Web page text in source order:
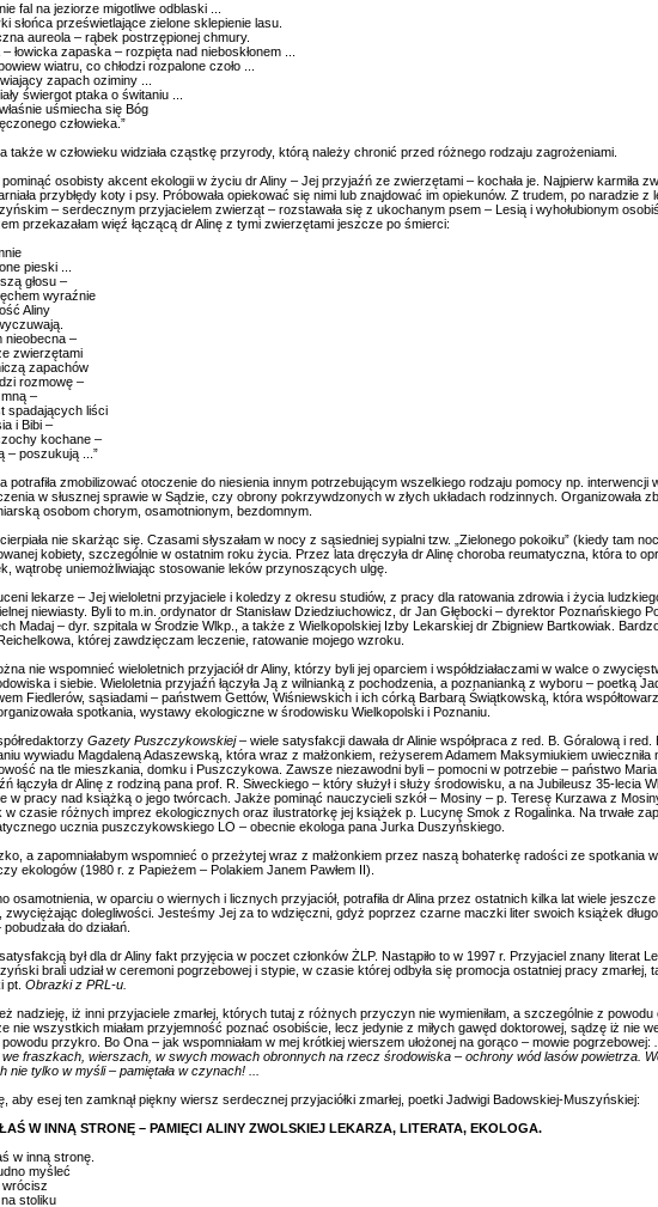
fal na jeziorze migotliwe odblaski ...
słońca prześwietlające zielone sklepienie lasu.
aureola – rąbek postrzępionej chmury.
łowicka zapaska – rozpięta nad nieboskłonem ...
wiatru, co chłodzi rozpalone czoło ...
zapach oziminy ...
świergot ptaka o świtaniu ...
uśmiecha się Bóg
człowieka.”
także w człowieku widziała cząstkę przyrody, którą należy chronić przed różnego rodzaju zagrożeniami.
osobisty akcent ekologii w życiu dr Aliny – Jej przyjaźń ze zwierzętami – kochała je. Najpierw karmiła
przybłędy koty i psy. Próbowała opiekować się nimi lub znajdować im opiekunów. Z trudem, po naradzie z
– serdecznym przyjacielem zwierząt – rozstawała się z ukochanym psem – Lesią i wyhołubionym
przekazałam więź łączącą dr Alinę z tymi zwierzętami jeszcze po śmierci:
pieski ...
głosu –
wyraźnie
Aliny
nieobecna –
zwierzętami
zapachów
rozmowę –
–
spadających liści
i Bibi –
kochane –
– poszukują ...”
potrafiła zmobilizować otoczenie do niesienia innym potrzebującym wszelkiego rodzaju pomocy np. interwencji
w słusznej sprawie w Sądzie, czy obrony pokrzywdzonych w złych układach rodzinnych. Organizowała
osobom chorym, osamotnionym, bezdomnym.
nie skarżąc się. Czasami słyszałam w nocy z sąsiedniej sypialni tzw. „Zielonego pokoiku” (kiedy tam
kobiety, szczególnie w ostatnim roku życia. Przez lata dręczyła dr Alinę choroba reumatyczna, która to
wątrobę uniemożliwiając stosowanie leków przynoszących ulgę.
lekarze – Jej wieloletni przyjaciele i koledzy z okresu studiów, z pracy dla ratowania zdrowia i życia
niewiasty. Byli to m.in. ordynator dr Stanisław Dziedziuchowicz, dr Jan Głębocki – dyrektor Poznańskiego
Madaj – dyr. szpitala w Środzie Wlkp., a także z Wielkopolskiej Izby Lekarskiej dr Zbigniew Bartkowiak.
której zawdzięczam leczenie, ratowanie mojego wzroku.
nie wspomnieć wieloletnich przyjaciół dr Aliny, którzy byli jej oparciem i współdziałaczami w walce o
i siebie. Wieloletnia przyjaźń łączyła Ją z wilnianką z pochodzenia, a poznanianką z wyboru – poetką
Fiedlerów, sąsiadami – państwem Gettów, Wiśniewskich i ich córką Barbarą Świątkowską, która
spotkania, wystawy ekologiczne w środowisku Wielkopolski i Poznaniu.
Gazety Puszczykowskiej– wiele satysfakcji dawała dr Alinie współpraca z red. B. Góralową i
wywiadu Magdaleną Adaszewską, która wraz z małżonkiem, reżyserem Adamem Maksymiukiem uwieczniła
na tle mieszkania, domku i Puszczykowa. Zawsze niezawodni byli – pomocni w potrzebie – państwo Maria
łączyła dr Alinę z rodziną pana prof. R. Siweckiego – który służył i służy środowisku, a na Jubileusz 35-lecia
w pracy nad książką o jego twórcach. Jakże pominąć nauczycieli szkół – Mosiny – p. Teresę Kurzawa z
w czasie różnych imprez ekologicznych oraz ilustratorkę jej książek p. Lucynę Smok z Rogalinka. Na trwałe
ucznia puszczykowskiego LO – obecnie ekologa pana Jurka Duszyńskiego.
a zapomniałabym wspomnieć o przeżytej wraz z małżonkiem przez naszą bohaterkę radości ze spotkania
ekologów (1980 r. z Papieżem – Polakiem Janem Pawłem II).
osamotnienia, w oparciu o wiernych i licznych przyjaciół, potrafiła dr Alina przez ostatnich kilka lat wiele
zwyciężając dolegliwości. Jesteśmy Jej za to wdzięczni, gdyż poprzez czarne maczki liter swoich książek
do działań.
satysfakcją był dla dr Aliny fakt przyjęcia w poczet członków ŻLP. Nastąpiło to w 1997 r. Przyjaciel znany literat
brali udział w ceremoni pogrzebowej i stypie, w czasie której odbyła się promocja ostatniej pracy
pt. Obrazki z PRL-u.
nadzieję, iż inni przyjaciele zmarłej, których tutaj z różnych przyczyn nie wymieniłam, a szczególnie z
nie wszystkich miałam przyjemność poznać osobiście, lecz jedynie z miłych gawęd doktorowej, sądzę iż nie
przykro. Bo Ona – jak wspomniałam w mej krótkiej wierszem ułożonej na gorąco – mowie pogrzebowej:
fraszkach, wierszach, w swych mowach obronnych na rzecz środowiska – ochrony wód lasów powietrza.
nie tylko w myśli – pamiętała w czynach! ...
aby esej ten zamknął piękny wiersz serdecznej przyjaciółki zmarłej, poetki Jadwigi Badowskiej-Muszyńskiej:
W INNĄ STRONĘ – PAMIĘCI ALINY ZWOLSKIEJ LEKARZA, LITERATA, EKOLOGA.
w inną stronę.
myśleć
wrócisz
stoliku